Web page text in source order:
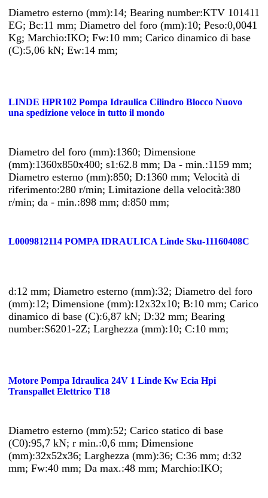
Diametro esterno (mm):14; Bearing number:KTV 101411
EG; Bc:11 mm; Diametro del foro (mm):10; Peso:0,0041
Kg; Marchio:IKO; Fw:10 mm; Carico dinamico di base
(C):5,06 kN; Ew:14 mm;
LINDE HPR102 Pompa Idraulica Cilindro Blocco Nuovo
una spedizione veloce in tutto il mondo
Diametro del foro (mm):1360; Dimensione
(mm):1360x850x400; s1:62.8 mm; Da - min.:1159 mm;
Diametro esterno (mm):850; D:1360 mm; Velocità di
riferimento:280 r/min; Limitazione della velocità:380
r/min; da - min.:898 mm; d:850 mm;
L0009812114 POMPA IDRAULICA Linde Sku-11160408C
d:12 mm; Diametro esterno (mm):32; Diametro del foro
(mm):12; Dimensione (mm):12x32x10; B:10 mm; Carico
dinamico di base (C):6,87 kN; D:32 mm; Bearing
number:S6201-2Z; Larghezza (mm):10; C:10 mm;
Motore Pompa Idraulica 24V 1 Linde Kw Ecia Hpi
Transpallet Elettrico T18
Diametro esterno (mm):52; Carico statico di base
(C0):95,7 kN; r min.:0,6 mm; Dimensione
(mm):32x52x36; Larghezza (mm):36; C:36 mm; d:32
mm; Fw:40 mm; Da max.:48 mm; Marchio:IKO;